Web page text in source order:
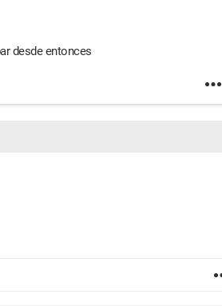
desde entonces